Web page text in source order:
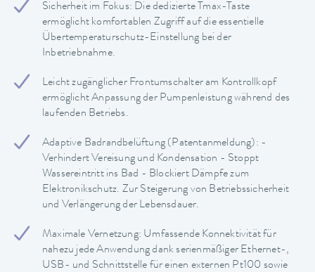
Sicherheit im Fokus: Die dedizierte Tmax-Taste
ermöglicht komfortablen Zugriff auf die essentielle
Übertemperaturschutz-Einstellung bei der
Inbetriebnahme.
Leicht zugänglicher Frontumschalter am Kontrollkopf
ermöglicht Anpassung der Pumpenleistung während des
laufenden Betriebs.
Adaptive Badrandbelüftung (Patentanmeldung): -
Verhindert Vereisung und Kondensation - Stoppt
Wassereintritt ins Bad - Blockiert Dämpfe zum
Elektronikschutz. Zur Steigerung von Betriebssicherheit
und Verlängerung der Lebensdauer.
Maximale Vernetzung: Umfassende Konnektivität für
nahezu jede Anwendung dank serienmäßiger Ethernet-,
USB- und Schnittstelle für einen externen Pt100 sowie